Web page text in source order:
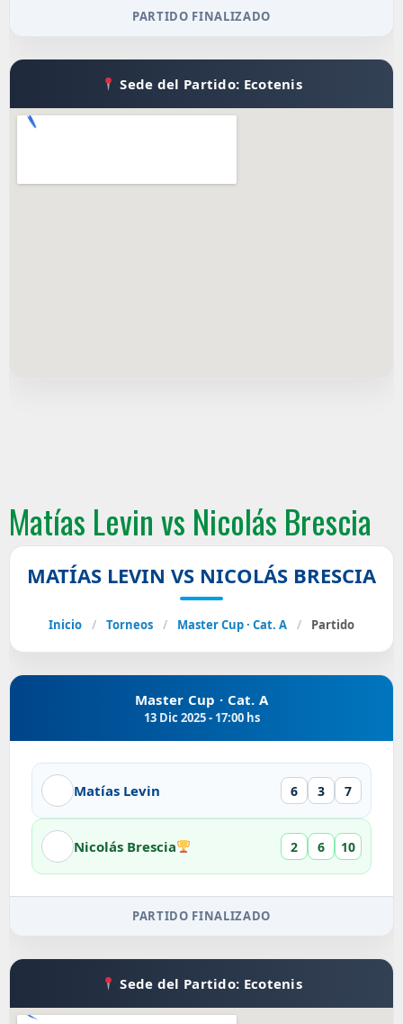
PARTIDO FINALIZADO
Sede del Partido: Ecotenis
Matías Levin vs Nicolás Brescia
MATÍAS LEVIN VS NICOLÁS BRESCIA
Inicio / Torneos / Master Cup · Cat. A / Partido
Master Cup · Cat. A
13 Dic 2025 - 17:00 hs
Matías Levin 6 3 7
Nicolás Brescia 2 6 10
PARTIDO FINALIZADO
Sede del Partido: Ecotenis